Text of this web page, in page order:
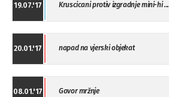
19.07.'17 Kruscicani protiv izgradnje mini-hi ...
20.01.'17 napad na vjerski objekat
08.01.'17 Govor mržnje